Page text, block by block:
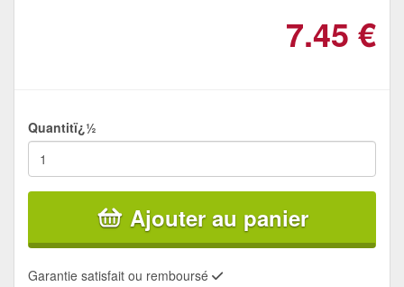
7.45 €
Quantitï¿½
Ajouter au panier
Garantie satisfait ou remboursé